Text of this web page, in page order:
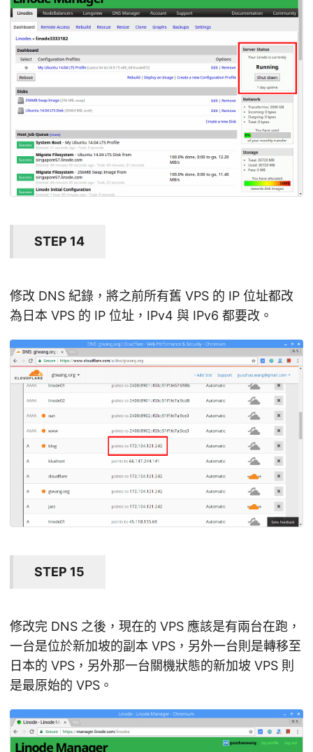
STEP 14
修改 DNS 紀錄，將之前所有舊 VPS 的 IP 位址都改
為日本 VPS 的 IP 位址，IPv4 與 IPv6 都要改。
STEP 15
修改完 DNS 之後，現在的 VPS 應該是有兩台在跑，
一台是位於新加坡的副本 VPS，另外一台則是轉移至
日本的 VPS，另外那一台關機狀態的新加坡 VPS 則
是最原始的 VPS。